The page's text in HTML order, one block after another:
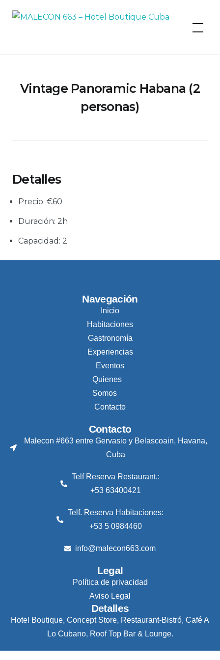
MALECON 663 – Hotel Boutique
Vintage Panoramic Habana (2
personas)
Detalles
Precio: €60
Duración: 2h
Capacidad: 2
Navegación
Inicio
Habitaciones
Gastronomía
Experiencias
Eventos
Quienes
Somos
Contacto
Contacto
Malecon #663 entre Gervasio y Belascoain, Havana,
Cuba
Telf Reserva Restaurant.:
+53 63400421
Telf. Reserva Habitaciones:
+53 5 0984460
info@malecon663.com
Legal
Política de privacidad
Aviso Legal
Detalles
Hotel Boutique, Concept Store, Restaurant-Bistró, Café A
Lo Cubano, Roof Top Bar & Lounge.